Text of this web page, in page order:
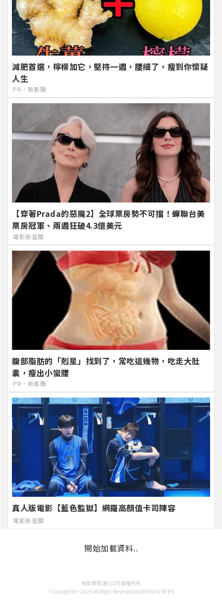
減肥首選，檸檬加它，堅持一週，腰細了，瘦到你懷疑
人生
PR・新素簡
【穿著Prada的惡魔2】全球票房勢不可擋！蟬聯台美
票房冠軍、兩週狂破4.3億美元
電影新星聞
腹部脂肪的「剋星」找到了，常吃這幾物，吃走大肚
囊，瘦出小蠻腰
PR・新素簡
真人版電影【藍色監獄】網羅高顏值卡司陣容
電影新星聞
開始加載資料..
視影實業(股)公司 版權所有
Copyright©>2026 All Right Reserved by WOW!SCREEN